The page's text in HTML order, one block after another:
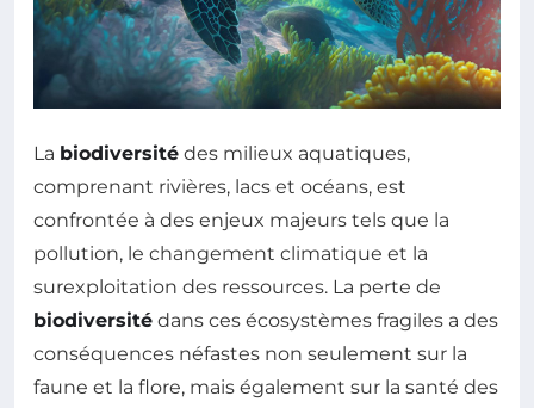
La biodiversité des milieux aquatiques,
comprenant rivières, lacs et océans, est
confrontée à des enjeux majeurs tels que la
pollution, le changement climatique et la
surexploitation des ressources. La perte de
biodiversité dans ces écosystèmes fragiles a des
conséquences néfastes non seulement sur la
faune et la flore, mais également sur la santé des